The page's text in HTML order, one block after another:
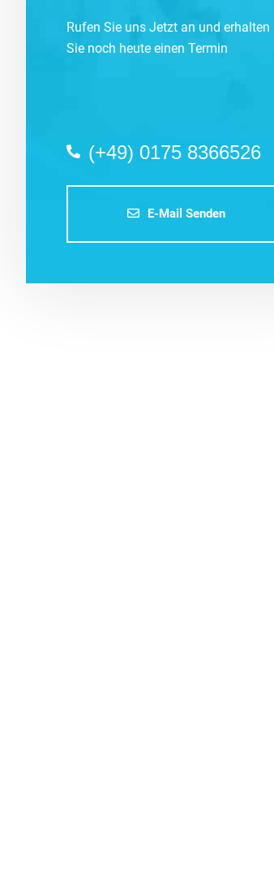
Rufen Sie uns Jetzt an und erhalten
Sie noch heute einen Termin
(+49) 0175 8366526
E-Mail Senden